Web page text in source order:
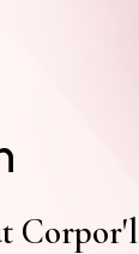
Corpor'l